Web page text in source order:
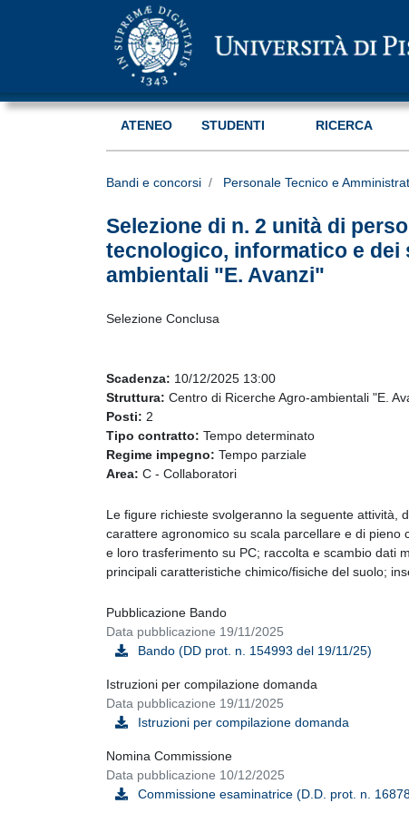
ATENEO STUDENTI RICERCA
Bandi e concorsi Personale Tecnico e
Selezione di n. 2 unità di
tecnologico, informatico e dei
ambientali "E. Avanzi"
Selezione Conclusa
Scadenza: 10/12/2025 13:00
Struttura: Centro di Ricerche Agro-ambientali "E.
Posti: 2
Tipo contratto: Tempo determinato
Regime impegno: Tempo parziale
Area: C - Collaboratori
Le figure richieste svolgeranno la seguente attività,
carattere agronomico su scala parcellare e di
e loro trasferimento su PC; raccolta e scambio dati
principali caratteristiche chimico/fisiche del suolo;
Pubblicazione Bando
Data pubblicazione 19/11/2025
Bando (DD prot. n. 154993 del 19/11/25)
Istruzioni per compilazione domanda
Data pubblicazione 19/11/2025
Istruzioni per compilazione domanda
Nomina Commissione
Data pubblicazione 10/12/2025
Commissione esaminatrice (D.D. prot. n.